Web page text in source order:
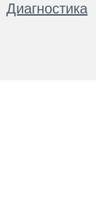
Диагностика